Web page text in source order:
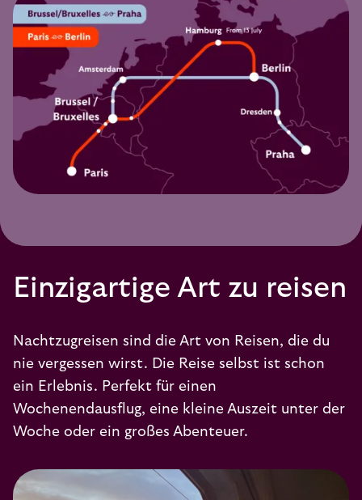
Einzigartige Art zu reisen
Nachtzugreisen sind die Art von Reisen, die du
nie vergessen wirst. Die Reise selbst ist schon
ein Erlebnis. Perfekt für einen
Wochenendausflug, eine kleine Auszeit unter der
Woche oder ein großes Abenteuer.